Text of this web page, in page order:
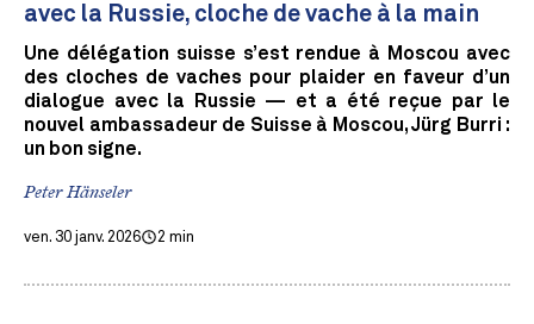
avec la Russie, cloche de vache à la main
Une délégation suisse s’est rendue à Moscou avec
des cloches de vaches pour plaider en faveur d’un
dialogue avec la Russie — et a été reçue par le
nouvel ambassadeur de Suisse à Moscou, Jürg Burri :
un bon signe.
Peter Hänseler
ven. 30 janv. 2026 2 min